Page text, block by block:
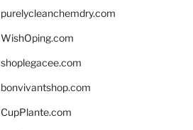
purelycleanchemdry.com
WishOping.com
shoplegacee.com
bonvivantshop.com
CupPlante.com